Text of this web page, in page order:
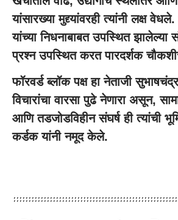
यांसारख्या मुद्द्यांवरही त्यांनी लक्ष
यांच्या निधनाबाबत उपस्थित झालेल्या
प्रश्न उपस्थित करत पारदर्शक
फॉरवर्ड ब्लॉक पक्ष हा नेताजी
विचारांचा वारसा पुढे नेणारा असून,
आणि तडजोडविहीन संघर्ष ही त्यांची
कर्डक यांनी नमूद केले.